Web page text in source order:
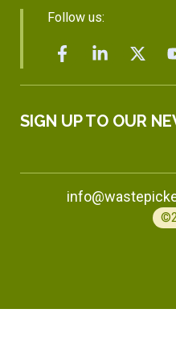
Follow us:
SIGN UP TO OUR